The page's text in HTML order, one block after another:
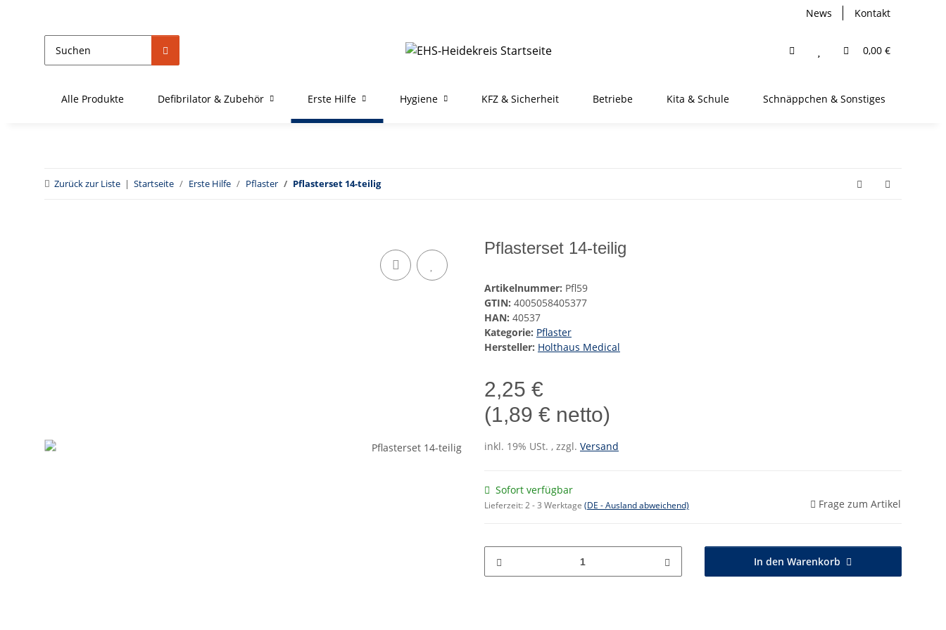
News Kontakt
0,00 €
Alle Produkte Defibrilator & Zubehör Erste Hilfe Hygiene KFZ & Sicherheit Betriebe Kita & Schule Schnäppchen & Sonstiges
Zurück zur Liste Startseite Erste Hilfe Pflaster Pflasterset 14-teilig
Pflasterset 14-teilig
Artikelnummer: Pfl59
GTIN: 4005058405377
HAN: 40537
Kategorie: Pflaster
Hersteller: Holthaus Medical
2,25 €
(1,89 € netto)
inkl. 19% USt. , zzgl. Versand
Sofort verfügbar
Lieferzeit:2 - 3 Werktage (DE - Ausland abweichend) Frage zum Artikel
In den Warenkorb